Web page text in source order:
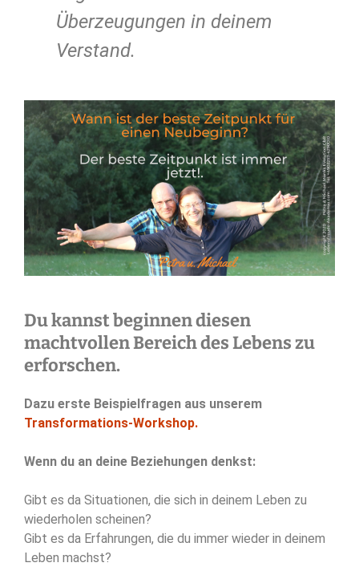
Überzeugungen in deinem
Verstand.
Du kannst beginnen diesen
machtvollen Bereich des Lebens zu
erforschen.
Dazu erste Beispielfragen aus unserem
Transformations-Workshop.
Wenn du an deine Beziehungen denkst:
Gibt es da Situationen, die sich in deinem Leben zu
wiederholen scheinen?
Gibt es da Erfahrungen, die du immer wieder in deinem
Leben machst?